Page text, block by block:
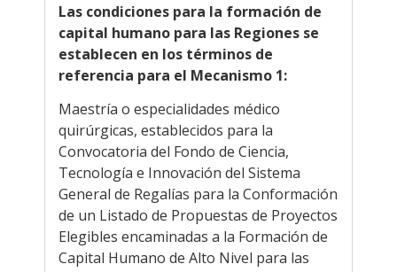
Las condiciones para la formación de
capital humano para las Regiones se
establecen en los términos de
referencia para el Mecanismo 1:
Maestría o especialidades médico
quirúrgicas, establecidos para la
Convocatoria del Fondo de Ciencia,
Tecnología e Innovación del Sistema
General de Regalías para la Conformación
de un Listado de Propuestas de Proyectos
Elegibles encaminadas a la Formación de
Capital Humano de Alto Nivel para las